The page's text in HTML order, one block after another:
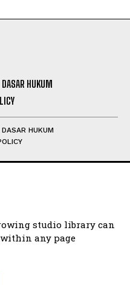
DASAR HUKUM
DASAR HUKUM
studio library can
within any page